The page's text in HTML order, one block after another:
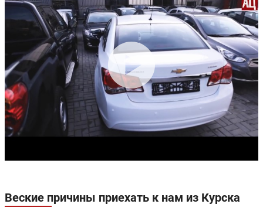
Веские причины приехать к нам из Курска